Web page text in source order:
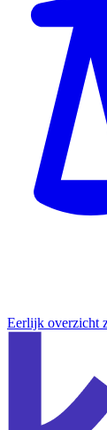
Eerlijk overzicht